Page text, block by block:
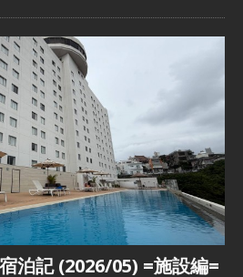
泊記 (2026/05) =施設編=